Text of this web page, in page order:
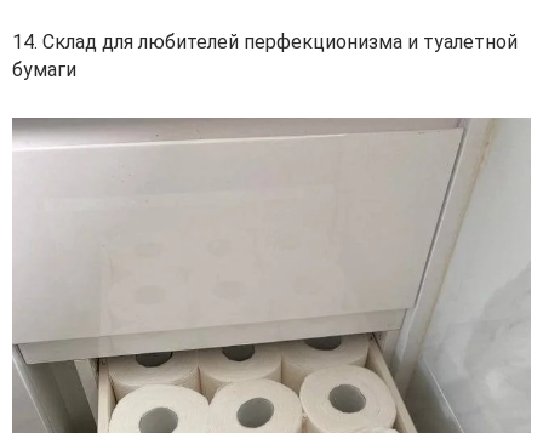
14. Склад для любителей перфекционизма и туалетной
бумаги